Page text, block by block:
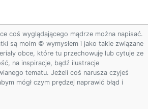
coś wyglądającego mądrze można napisać.
są moim © wymysłem i jako takie związane
obce, które tu przechowuję lub cytuje ze
na inspiracje, bądź ilustracje
tematu. Jeżeli coś narusza czyjeś
mógł czym prędzej naprawić błąd i